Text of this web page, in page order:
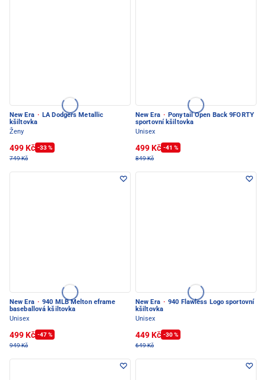
New Era · LA Dodgers Metallic
kšiltovka
Ženy
499 Kč -33 %
749 Kč
New Era · Ponytail Open Back 9FORTY
sportovní kšiltovka
Unisex
499 Kč -41 %
849 Kč
New Era · 940 MLB Melton eframe
baseballová kšiltovka
Unisex
499 Kč -47 %
949 Kč
New Era · 940 Flawless Logo sportovní
kšiltovka
Unisex
449 Kč -30 %
649 Kč